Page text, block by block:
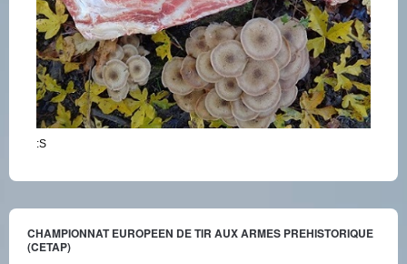
:S
CHAMPIONNAT EUROPEEN DE TIR AUX ARMES PREHISTORIQUE
(CETAP)